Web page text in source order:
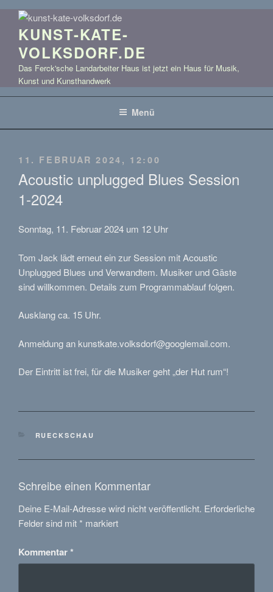
Inhalt
springenKUNST-KATE-
VOLKSDORF.DE
Das Ferck'sche Landarbeiter Haus ist jetzt ein Haus für Musik,
Kunst und Kunsthandwerk
Menü
VERÖFFENTLICHT
AM
11. FEBRUAR 2024, 12:00
Acoustic unplugged Blues Session
1-2024
Sonntag, 11. Februar 2024 um 12 Uhr
Tom Jack lädt erneut ein zur Session mit Acoustic
Unplugged Blues und Verwandtem. Musiker und Gäste
sind willkommen. Details zum Programmablauf folgen.
Ausklang ca. 15 Uhr.
Anmeldung an kunstkate.volksdorf@googlemail.com.
Der Eintritt ist frei, für die Musiker geht „der Hut rum“!
KATEGORIEN
RUECKSCHAU
Schreibe einen Kommentar
Deine E-Mail-Adresse wird nicht veröffentlicht. Erforderliche
Felder sind mit* markiert
Kommentar*